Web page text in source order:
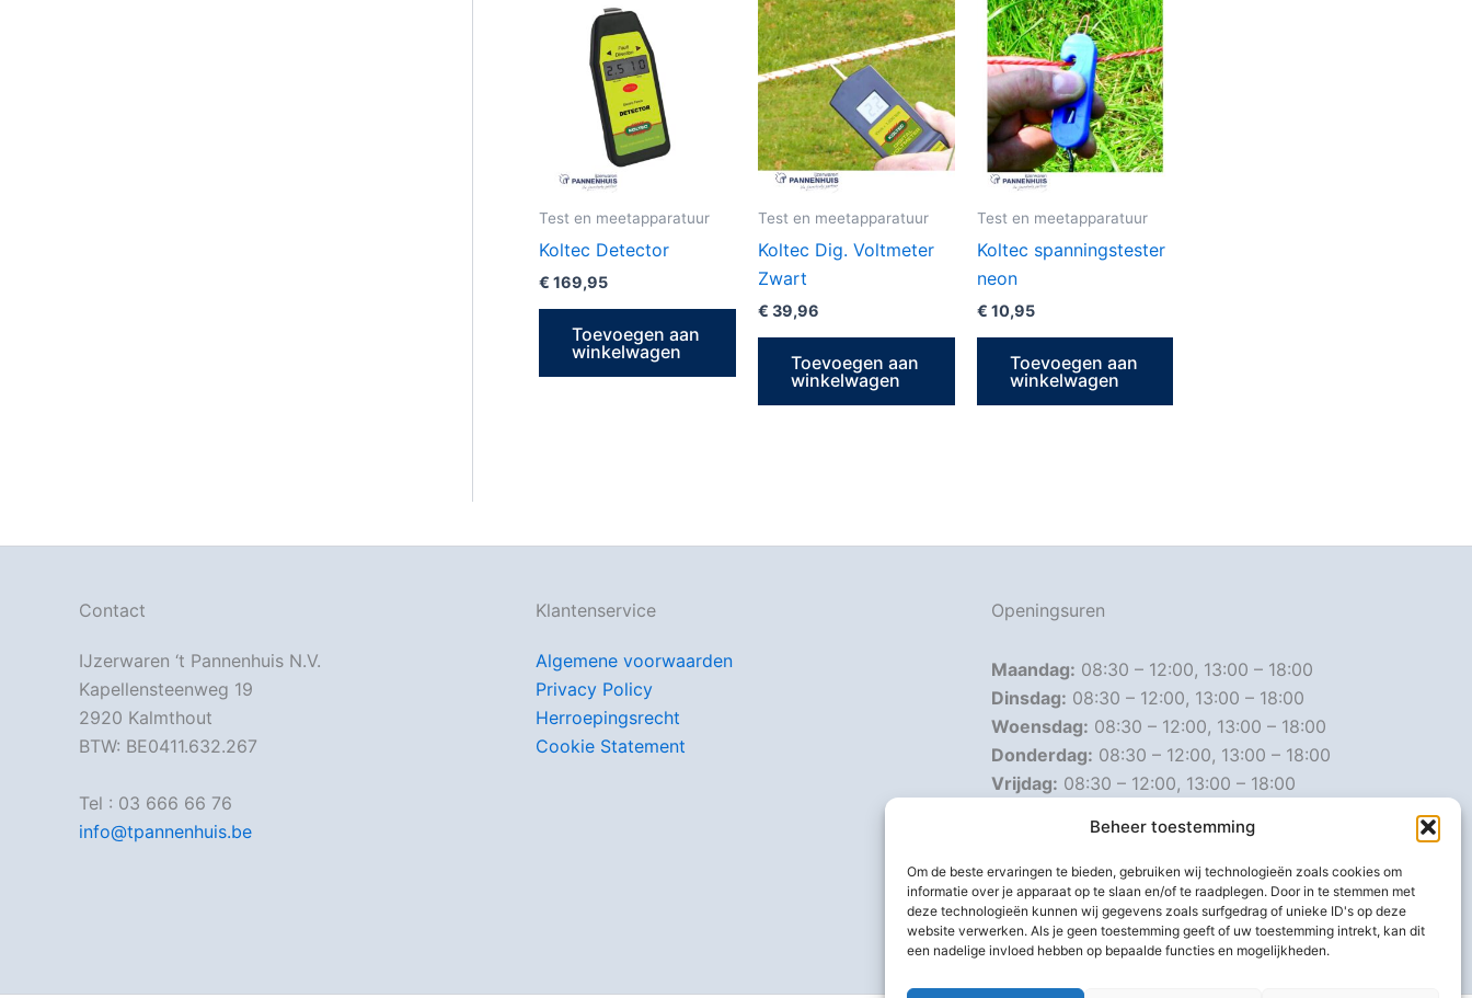
Beheer toestemming
Om de beste ervaringen te bieden, gebruiken wij technologieën zoals cookies om
informatie over je apparaat op te slaan en/of te raadplegen. Door in te stemmen met
deze technologieën kunnen wij gegevens zoals surfgedrag of unieke ID's op deze
website verwerken. Als je geen toestemming geeft of uw toestemming intrekt, kan dit
een nadelige invloed hebben op bepaalde functies en mogelijkheden.
Test en meetapparatuur
Koltec Detector
€ 169,95
Toevoegen aan
winkelwagen
Test en meetapparatuur
Koltec Dig. Voltmeter
Zwart
€ 39,96
Toevoegen aan
winkelwagen
Test en meetapparatuur
Koltec spanningstester
neon
€ 10,95
Toevoegen aan
winkelwagen
Contact
IJzerwaren ‘t Pannenhuis N.V.
Kapellensteenweg 19
2920 Kalmthout
BTW: BE0411.632.267
Tel : 03 666 66 76
info@tpannenhuis.be
Klantenservice
Algemene voorwaarden
Privacy Policy
Herroepingsrecht
Cookie Statement
Openingsuren
Maandag: 08:30 – 12:00, 13:00 – 18:00
Dinsdag: 08:30 – 12:00, 13:00 – 18:00
Woensdag: 08:30 – 12:00, 13:00 – 18:00
Donderdag: 08:30 – 12:00, 13:00 – 18:00
Vrijdag: 08:30 – 12:00, 13:00 – 18:00
Gesloten
Afwijkende openingsuren